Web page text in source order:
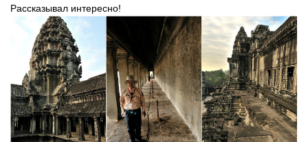
Рассказывал интересно!